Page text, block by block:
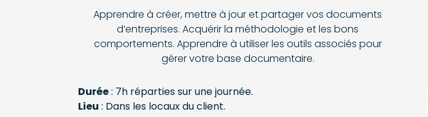
Apprendre à créer, mettre à jour et partager vos documents
d’entreprises. Acquérir la méthodologie et les bons
comportements. Apprendre à utiliser les outils associés pour
gérer votre base documentaire.
Durée: 7h réparties sur une journée.
Lieu : Dans les locaux du client.